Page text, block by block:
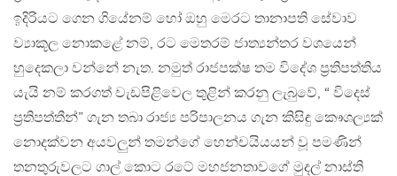
ඉදිරියට ගෙන ගියේනම් හෝ ඔහු මෙරට තානාපති සේවාව
ව්‍යාකූල නොකළේ නම්, රට මෙතරම් ජාත්‍යන්තර වශයෙන්
හුදෙකලා වන්නේ නැත. නමුත් රාජපක්ෂ තම විදේශ ප්‍රතිපත්තිය
යැයි නම් කරගත් වැඩපිළිවෙල තුළින් කරනු ලැබුවේ, “ විදෙස්
ප්‍රතිපත්තීන්” ගැන තබා රාජ්‍ය පරිපාලනය ගැන කිසිඳු කෞශල්‍යක්
නොදක්වන අයවලුන් තමන්ගේ හෙන්චයියයන් වූ පමණින්
තනතුරුවලට ගාල් කොට රටේ මහජනතාවගේ මුදල් නාස්ති